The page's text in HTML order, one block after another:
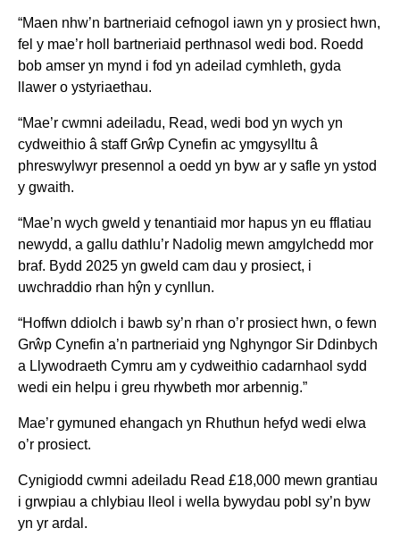
“Maen nhw’n bartneriaid cefnogol iawn yn y prosiect hwn,
fel y mae’r holl bartneriaid perthnasol wedi bod. Roedd
bob amser yn mynd i fod yn adeilad cymhleth, gyda
llawer o ystyriaethau.
“Mae’r cwmni adeiladu, Read, wedi bod yn wych yn
cydweithio â staff Grŵp Cynefin ac ymgysylltu â
phreswylwyr presennol a oedd yn byw ar y safle yn ystod
y gwaith.
“Mae’n wych gweld y tenantiaid mor hapus yn eu fflatiau
newydd, a gallu dathlu’r Nadolig mewn amgylchedd mor
braf. Bydd 2025 yn gweld cam dau y prosiect, i
uwchraddio rhan hŷn y cynllun.
“Hoffwn ddiolch i bawb sy’n rhan o’r prosiect hwn, o fewn
Grŵp Cynefin a’n partneriaid yng Nghyngor Sir Ddinbych
a Llywodraeth Cymru am y cydweithio cadarnhaol sydd
wedi ein helpu i greu rhywbeth mor arbennig.”
Mae’r gymuned ehangach yn Rhuthun hefyd wedi elwa
o’r prosiect.
Cynigiodd cwmni adeiladu Read £18,000 mewn grantiau
i grwpiau a chlybiau lleol i wella bywydau pobl sy’n byw
yn yr ardal.